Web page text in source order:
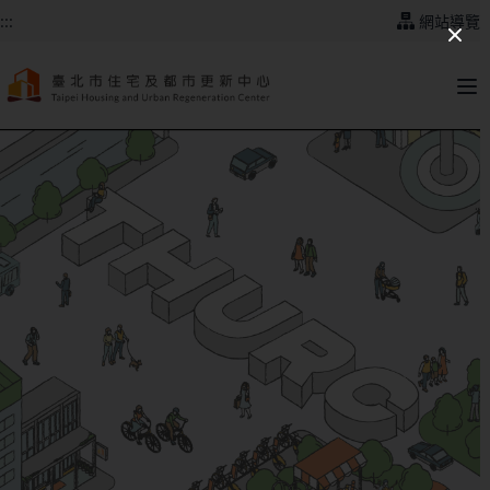
跳到主要內容
::: 網站導覽
:::